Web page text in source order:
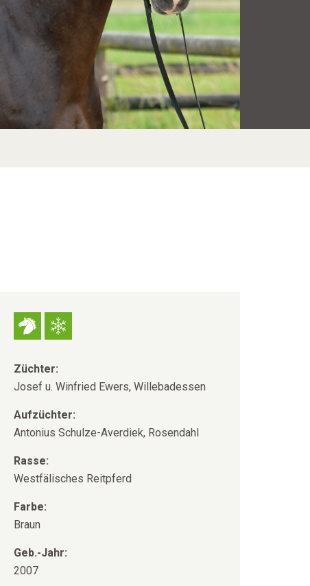
Züchter:
Josef u. Winfried Ewers, Willebadessen
Aufzüchter:
Antonius Schulze-Averdiek, Rosendahl
Rasse:
Westfälisches Reitpferd
Farbe:
Braun
Geb.-Jahr:
2007